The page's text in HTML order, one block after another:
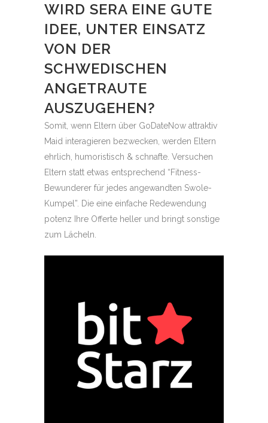
WIRD SERA EINE GUTE
IDEE, UNTER EINSATZ
VON DER
SCHWEDISCHEN
ANGETRAUTE
AUSZUGEHEN?
Somit, wenn Eltern über GoDateNow attraktiv
Maid interagieren bezwecken, werden Eltern
ehrlich, humoristisch & schnafte. Versuchen
Eltern statt etwas entsprechend “Fitness-
Bewunderer für jedes angewandten Swole-
Kumpel”. Die eine einfache Redewendung
potenz Ihre Offerte heller und bringt sonstige
zum Lächeln.